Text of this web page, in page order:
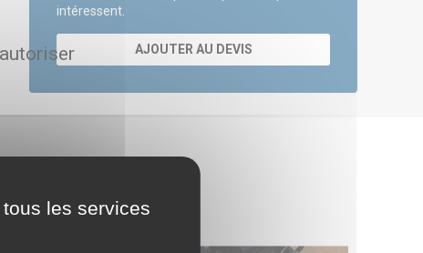
les services
intéressent.
AJOUTER AU DEVIS